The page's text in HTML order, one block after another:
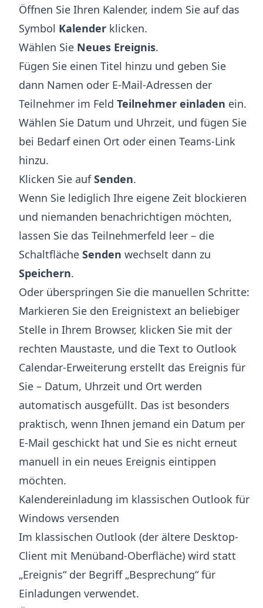
Öffnen Sie Ihren Kalender, indem Sie auf das
Symbol Kalender klicken.
Wählen Sie Neues Ereignis.
Fügen Sie einen Titel hinzu und geben Sie
dann Namen oder E-Mail-Adressen der
Teilnehmer im Feld Teilnehmer einladen ein.
Wählen Sie Datum und Uhrzeit, und fügen Sie
bei Bedarf einen Ort oder einen Teams-Link
hinzu.
Klicken Sie aufSenden.
Wenn Sie lediglich Ihre eigene Zeit blockieren
und niemanden benachrichtigen möchten,
lassen Sie das Teilnehmerfeld leer – die
Schaltfläche Senden wechselt dann zu
Speichern.
Oder überspringen Sie die manuellen Schritte:
Markieren Sie den Ereignistext an beliebiger
Stelle in Ihrem Browser, klicken Sie mit der
rechten Maustaste, und die Text to Outlook
Calendar-Erweiterung erstellt das Ereignis für
Sie – Datum, Uhrzeit und Ort werden
automatisch ausgefüllt. Das ist besonders
praktisch, wenn Ihnen jemand ein Datum per
E-Mail geschickt hat und Sie es nicht erneut
manuell in ein neues Ereignis eintippen
möchten.
Kalendereinladung im klassischen Outlook für
Windows versenden
Im klassischen Outlook (der ältere Desktop-
Client mit Menüband-Oberfläche) wird statt
„Ereignis“ der Begriff „Besprechung“ für
Einladungen verwendet.